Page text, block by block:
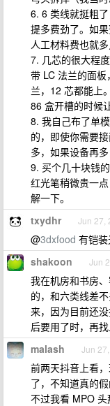
6. 6 类线就挺粗
提多费劲了。如
人工材料费也就多
7. 几芯的很大程
带 LC 法兰的面
兰，12 芯都能上
86 盒开槽的时候
8. 我自己布了单
的，即使你需要
多，如果设备再多
9. 买个几十块钱
红光笔稍微贵一
解一下。
txydhr Jun 27,
@3dxfood 有铠
shakoon Jun
我在机房和书房
的，和六类线差
来，因为目前还
后要用了时，再找
malash Jun
前两天抖音上看
了，不知道真的假
不过我看 MPO